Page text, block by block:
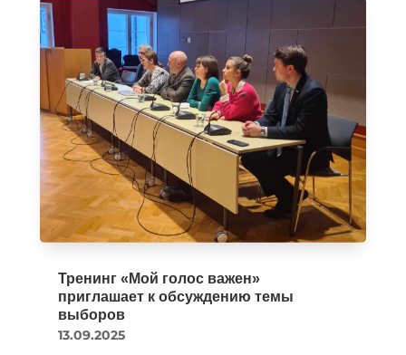
Тренинг «Мой голос важен»
приглашает к обсуждению темы
выборов
13.09.2025